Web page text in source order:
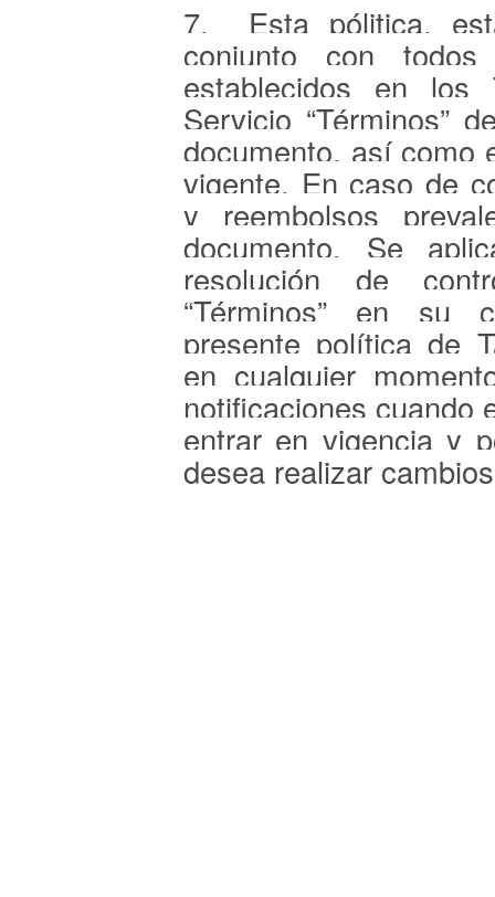
7. Esta pólitica,
conjunto con
establecidos en los
Servicio “Términos”
documento, así como
vigente. En caso de
y reembolsos
documento. Se
resolución de
“Términos” en su
presente política de
en cualquier
notificaciones cuando
entrar en vigencia y
desea realizar